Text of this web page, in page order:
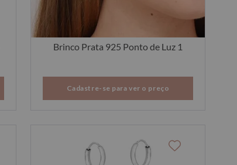
Brinco Prata 925 Ponto de Luz 1
Cadastre-se para ver o preço